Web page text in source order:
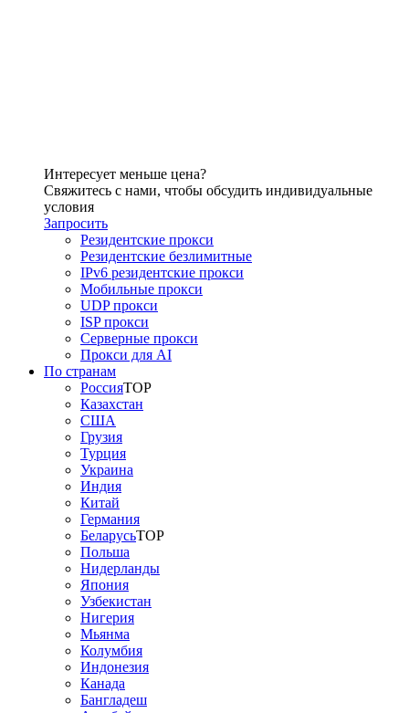
Интересует меньше цена?
Свяжитесь с нами, чтобы обсудить индивидуальные
условия
Запросить
Резидентские прокси
Резидентские безлимитные
IPv6 резидентские прокси
Мобильные прокси
UDP прокси
ISP прокси
Серверные прокси
Прокси для AI
По странам
РоссияTOP
Казахстан
США
Грузия
Турция
Украина
Индия
Китай
Германия
БеларусьTOP
Польша
Нидерланды
Япония
Узбекистан
Нигерия
Мьянма
Колумбия
Индонезия
Канада
Бангладеш